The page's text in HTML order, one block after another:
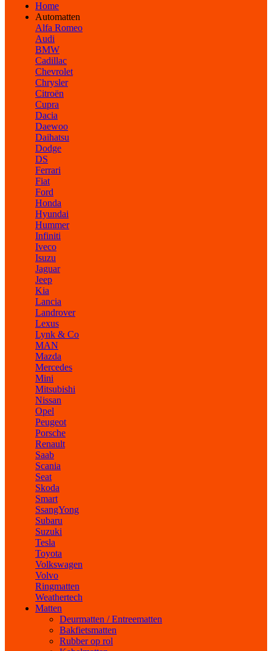
Home
Automatten
Alfa Romeo
Audi
BMW
Cadillac
Chevrolet
Chrysler
Citroën
Cupra
Dacia
Daewoo
Daihatsu
Dodge
DS
Ferrari
Fiat
Ford
Honda
Hyundai
Hummer
Infiniti
Iveco
Isuzu
Jaguar
Jeep
Kia
Lancia
Landrover
Lexus
Lynk & Co
MAN
Mazda
Mercedes
Mini
Mitsubishi
Nissan
Opel
Peugeot
Porsche
Renault
Saab
Scania
Seat
Skoda
Smart
SsangYong
Subaru
Suzuki
Tesla
Toyota
Volkswagen
Volvo
Ringmatten
Weathertech
Matten
Deurmatten / Entreematten
Bakfietsmatten
Rubber op rol